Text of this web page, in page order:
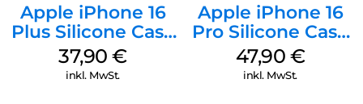
Apple iPhone 16
Plus Silicone Case
MagSafe Lake
Green
37,90€
inkl. MwSt.
Apple iPhone 16
Pro Silicone Case
MagSafe Denim
47,90 €
inkl. MwSt.